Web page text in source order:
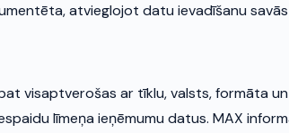
atvieglojot datu ievadīšanu
visaptverošas ar tīklu, valsts, formāta un
līmeņa ieņēmumu datus. MAX